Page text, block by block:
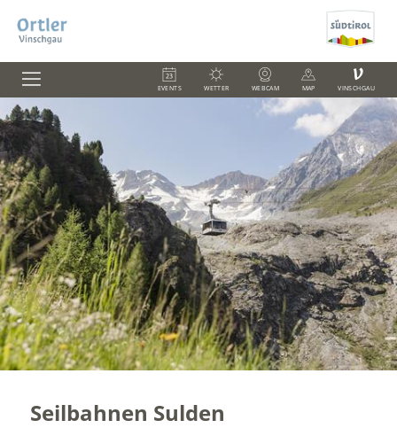
EVENTS WETTER WEBCAM MAP
V
VINSCHGAU
Seilbahnen Sulden